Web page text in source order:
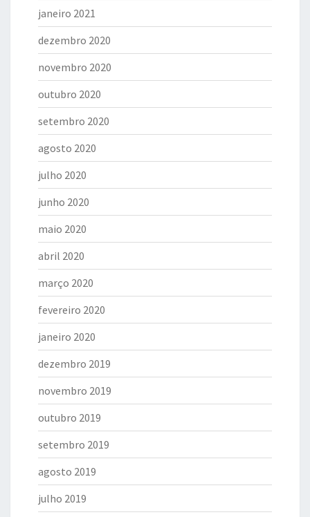
janeiro 2021
dezembro 2020
novembro 2020
outubro 2020
setembro 2020
agosto 2020
julho 2020
junho 2020
maio 2020
abril 2020
março 2020
fevereiro 2020
janeiro 2020
dezembro 2019
novembro 2019
outubro 2019
setembro 2019
agosto 2019
julho 2019